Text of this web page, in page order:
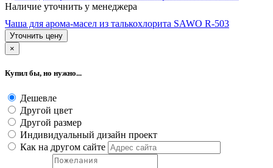
Наличие уточнить у менеджера
Чаша для арома-масел из талькохлорита SAWO R-503
Уточнить цену
×
Купил бы, но нужно...
Дешевле
Другой цвет
Другой размер
Индивидуальный дизайн проект
Как на другом сайте